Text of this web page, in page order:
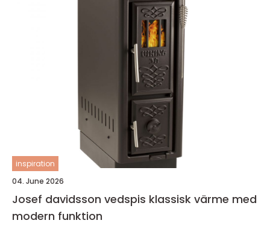
inspiration
04. June 2026
Josef davidsson vedspis klassisk värme med
modern funktion